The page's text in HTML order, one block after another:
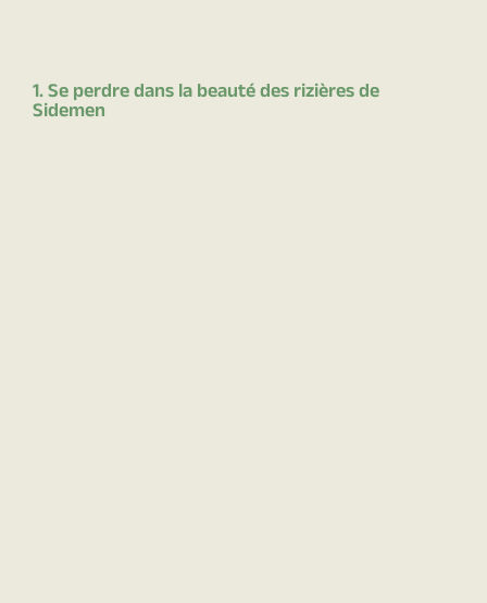
1. Se perdre dans la beauté des rizières de
Sidemen